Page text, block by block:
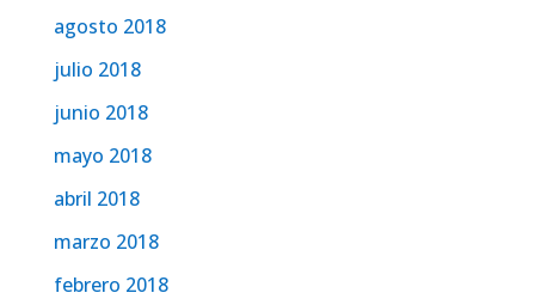
agosto 2018
julio 2018
junio 2018
mayo 2018
abril 2018
marzo 2018
febrero 2018